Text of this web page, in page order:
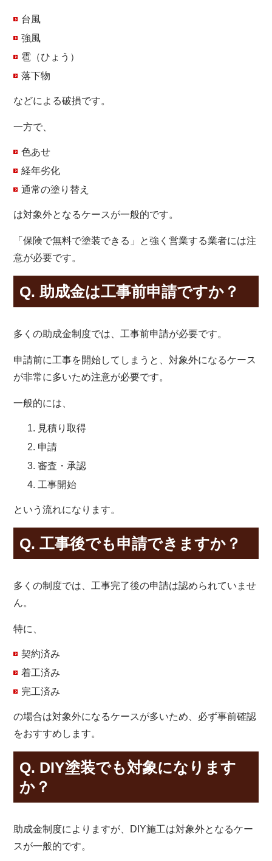
台風
強風
雹（ひょう）
落下物
などによる破損です。
一方で、
色あせ
経年劣化
通常の塗り替え
は対象外となるケースが一般的です。
「保険で無料で塗装できる」と強く営業する業者には注
意が必要です。
Q. 助成金は工事前申請ですか？
多くの助成金制度では、工事前申請が必要です。
申請前に工事を開始してしまうと、対象外になるケース
が非常に多いため注意が必要です。
一般的には、
見積り取得
申請
審査・承認
工事開始
という流れになります。
Q. 工事後でも申請できますか？
多くの制度では、工事完了後の申請は認められていませ
ん。
特に、
契約済み
着工済み
完工済み
の場合は対象外になるケースが多いため、必ず事前確認
をおすすめします。
Q. DIY塗装でも対象になります
か？
助成金制度によりますが、DIY施工は対象外となるケー
スが一般的です。